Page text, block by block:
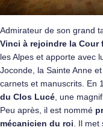
Admirateur de son grand
Vinci à rejoindre la Cour
les Alpes et apporte avec
Joconde, la Sainte Anne
carnets et manuscrits. En
du Clos Lucé , une
Peu après, il est nommé
mécanicien du roi . Il